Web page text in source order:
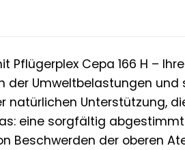
Pflügerplex Cepa 166 H –
der Umweltbelastungen
Unterstützung,
eine sorgfältig
Beschwerden der oberen